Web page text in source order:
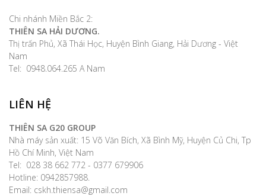
Chi nhánh Miền Bắc 2:
THIÊN SA HẢI DƯƠNG.
Thị trấn Phủ, Xã Thái Học, Huyện Bình Giang, Hải Dương - Việt
Nam
Tel: 0948.064.265 A Nam
LIÊN HỆ
THIÊN SA G20 GROUP
Nhà máy sản xuất: 15 Võ Văn Bích, Xã Bình Mỹ, Huyện Củ Chi, Tp
Hồ Chí Minh, Việt Nam
Tel: 028 38 662 772 - 0377 679906
Hotline: 0942857988.
Email: cskh.thiensa@gmail.com